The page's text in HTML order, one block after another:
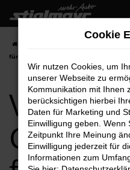
Zum
Hauptinhalt
springen
für Ingolstadt Top-Angebote
VW
Cookie
Wir nutzen Cookies, um
unserer Webseite zu
Kommunikation mit Ihnen
berücksichtigen hierbei
Daten für Marketing und
Einwilligung geben. Wenn
Zeitpunkt Ihre Meinung
Einwilligung jederzeit für
Informationen zum